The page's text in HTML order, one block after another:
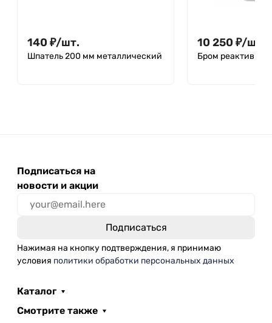
140 ₽/шт.
Шпатель 200 мм металлический
10 250 ₽/шт.
Бром реактивный
Подписаться на
новости и акции
Нажимая на кнопку подтверждения, я принимаю
условия политики обработки персональных данных
Каталог
Смотрите также